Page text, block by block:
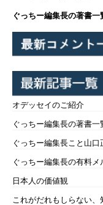
ぐっちー編集長の著書一
オデッセイのご紹介
ぐっちー編集長の著書一
ぐっちー編集長こと山口
ぐっちー編集長の有料
日本人の価値観
これがだれもしらない